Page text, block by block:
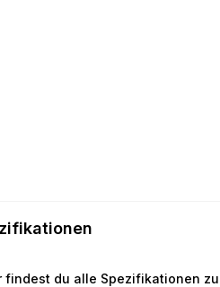
findest du alle Spezifikationen